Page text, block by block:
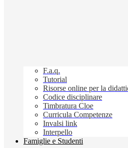
F.a.q.
Tutorial
Risorse online per la
Codice disciplinare
Timbratura Cloe
Curricula Competenze
Invalsi link
Interpello
Famiglie e Studenti